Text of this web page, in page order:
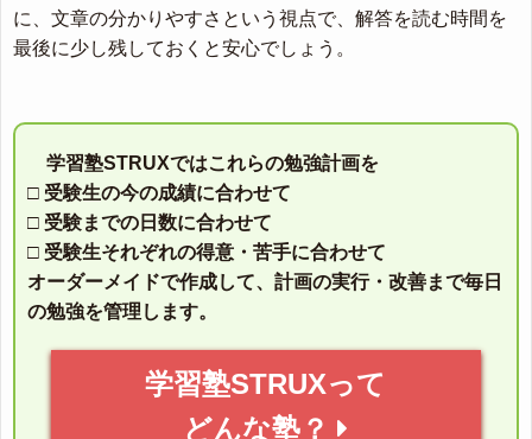
に、文章の分かりやすさという視点で、解答を読む時間を
最後に少し残しておくと安心でしょう。
学習塾STRUXではこれらの勉強計画を
□ 受験生の今の成績に合わせて
□ 受験までの日数に合わせて
□ 受験生それぞれの得意・苦手に合わせて
オーダーメイドで作成して、計画の実行・改善まで毎日
の勉強を管理します。
学習塾STRUXって
どんな塾？